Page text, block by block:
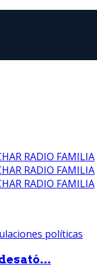
RADIO FAMILIA
RADIO FAMILIA
RADIO FAMILIA